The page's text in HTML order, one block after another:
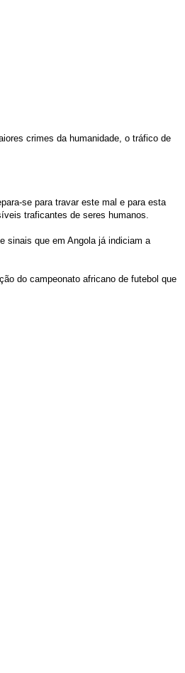
crimes da humanidade, o tráfico de
se para travar este mal e para esta
traficantes de seres humanos.
sinais que em Angola já indiciam a
do campeonato africano de futebol que